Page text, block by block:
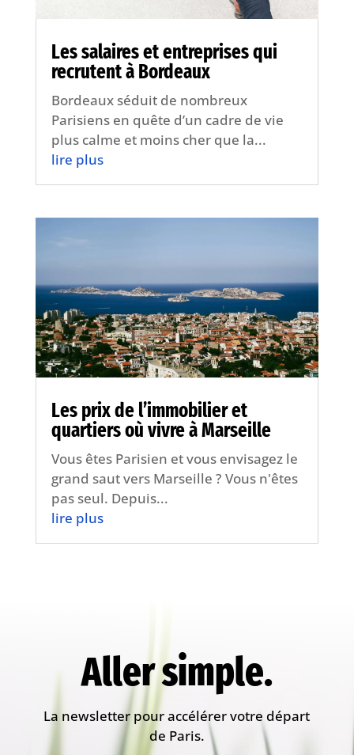
Les salaires et entreprises qui
recrutent à Bordeaux
Bordeaux séduit de nombreux
Parisiens en quête d’un cadre de vie
plus calme et moins cher que la...
lire plus
Les prix de l’immobilier et
quartiers où vivre à Marseille
Vous êtes Parisien et vous envisagez le
grand saut vers Marseille ? Vous n'êtes
pas seul. Depuis...
lire plus
Aller simple.
La newsletter pour accélérer votre départ
de Paris.